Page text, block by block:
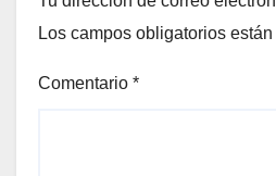
Los campos obligatorios
Comentario *